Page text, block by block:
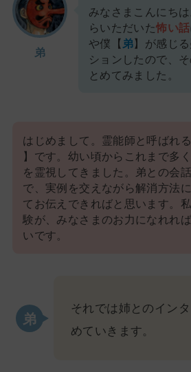
弟
みなさまこんにち
らいただいた怖い話
や僕【弟】が感じ
ションしたので、
とめてみました。
はじめまして。霊能師と呼ばれ
】です。幼い頃からこれまで多
を霊視してきました。弟との会
で、実例を交えながら解消方法
てお伝えできればと思います。
験が、みなさまのお力になれれ
いです。
それでは姉とのイン
めていきます。